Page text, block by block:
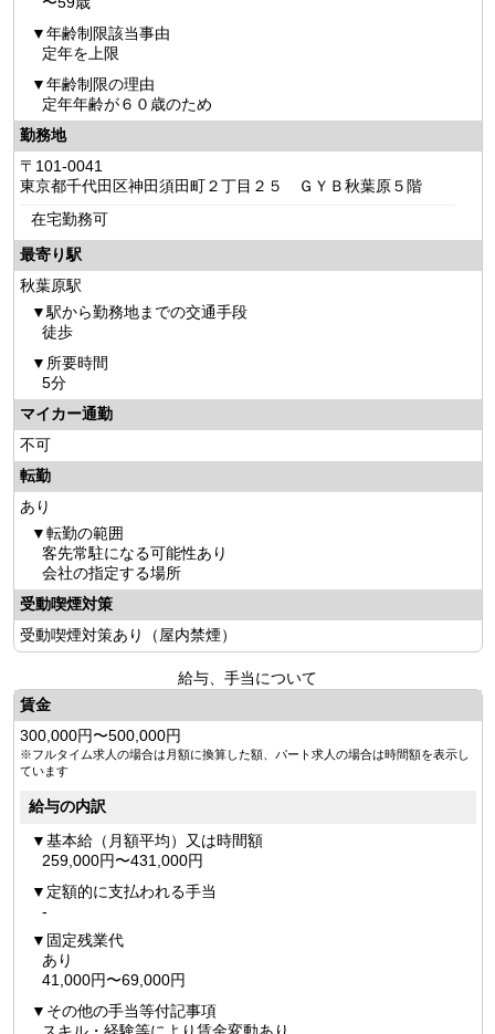
年齢制限該当事由
定年を上限
年齢制限の理由
定年年齢が６０歳のため
勤務地
〒101-0041
東京都千代田区神田須田町２丁目２５ ＧＹＢ秋葉原５階
在宅勤務可
最寄り駅
秋葉原駅
駅から勤務地までの交通手段
徒歩
所要時間
5分
マイカー通勤
不可
転勤
あり
転勤の範囲
客先常駐になる可能性あり
会社の指定する場所
受動喫煙対策
受動喫煙対策あり（屋内禁煙）
給与、手当について
賃金
300,000円〜500,000円
※フルタイム求人の場合は月額に換算した額、パート求人の場合は時間額を表示し
ています
給与の内訳
基本給（月額平均）又は時間額
259,000円〜431,000円
定額的に支払われる手当
-
固定残業代
あり
41,000円〜69,000円
その他の手当等付記事項